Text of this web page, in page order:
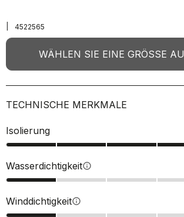
4522565
WÄHLEN SIE EINE GRÖSSE AUS
TECHNISCHE MERKMALE
Isolierung
Wasserdichtigkeitinfo
Winddichtigkeitinfo